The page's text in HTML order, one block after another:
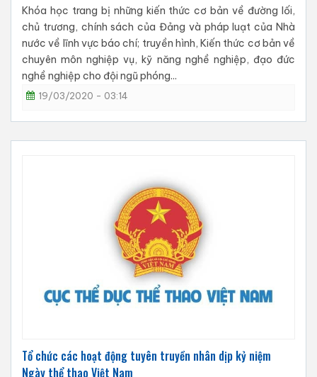
Khóa học trang bị những kiến thức cơ bản về đường lối,
chủ trương, chính sách của Đảng và pháp luạt của Nhà
nước về lĩnh vực báo chí; truyền hình, Kiến thức cơ bản về
chuyên môn nghiệp vụ, kỹ năng nghề nghiệp, đạo đức
nghề nghiệp cho đội ngũ phóng...
19/03/2020 - 03:14
Tổ chức các hoạt động tuyên truyền nhân dịp kỷ niệm
Ngày thể thao Việt Nam